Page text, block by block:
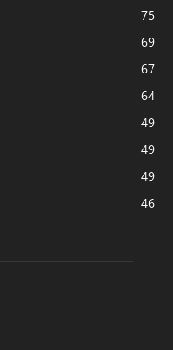
75
69
67
64
49
49
49
46